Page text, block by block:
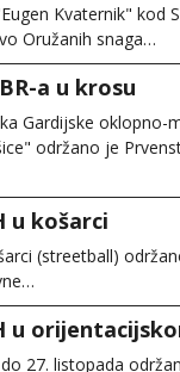
Kvaternik" kod
Oružanih snaga…
a u krosu
Gardijske oklopno-
održano je
u košarci
(streetball)
u
27. listopada